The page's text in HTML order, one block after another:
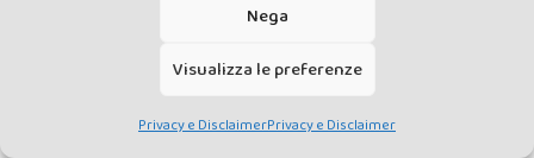
Nega
Visualizza le preferenze
Privacy e DisclaimerPrivacy e Disclaimer